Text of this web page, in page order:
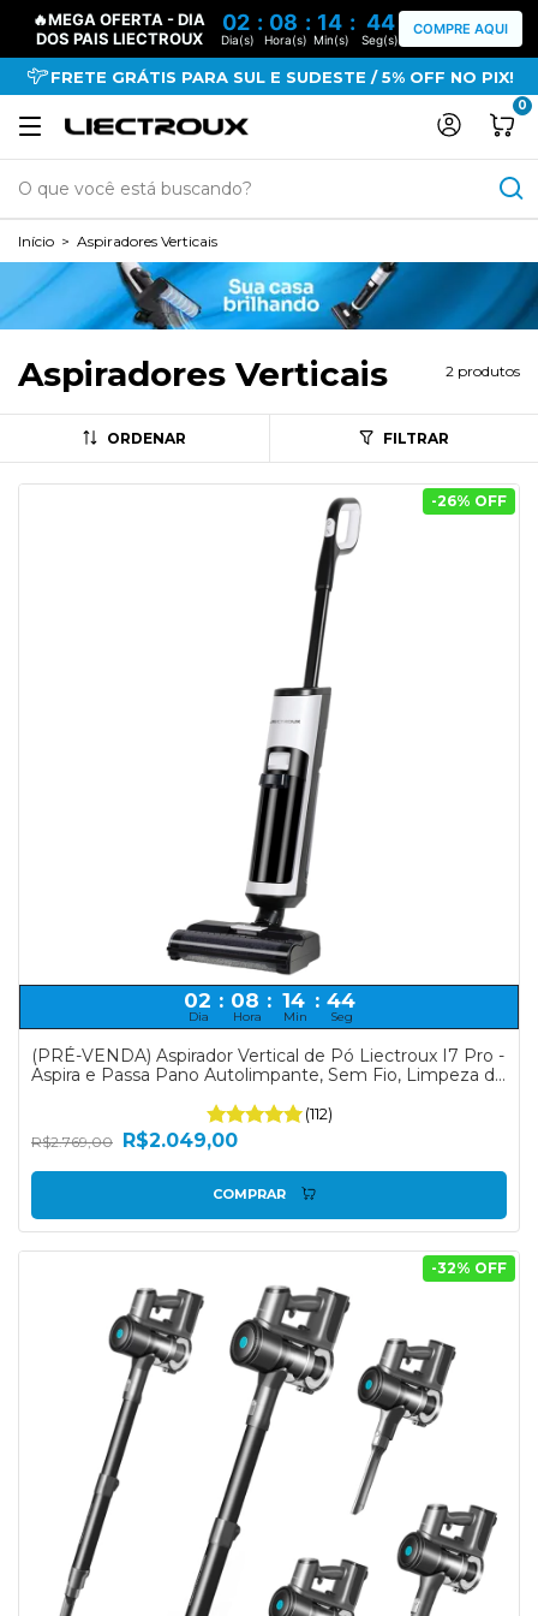
🔥MEGA OFERTA - DIA
DOS PAIS LIECTROUX
02 : 08 : 14 : 44
Dia(s) Hora(s) Min(s) Seg(s)
COMPRE AQUI
FRETE GRÁTIS PARA SUL E SUDESTE / 5% OFF NO PIX!
0
Início > Aspiradores Verticais
Aspiradores Verticais 2 produtos
ORDENAR FILTRAR
02 : 08 : 14 : 44
Dia Hora Min Seg
(PRÉ-VENDA) Aspirador Vertical de Pó Liectroux I7 Pro -
Aspira e Passa Pano Autolimpante, Sem Fio, Limpeza de
(112)
-26% OFF
R$2.769,00 R$2.049,00
COMPRAR
-32% OFF